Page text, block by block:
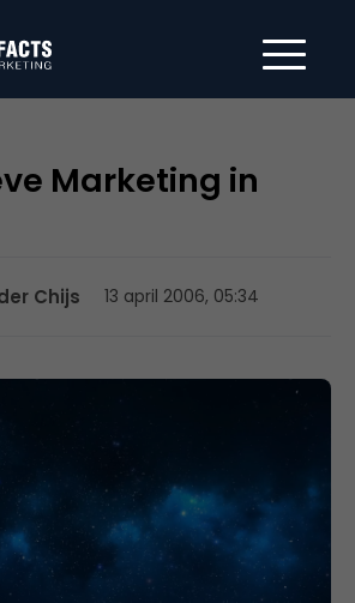
Marketing in
Chijs 13 april 2006, 05:34